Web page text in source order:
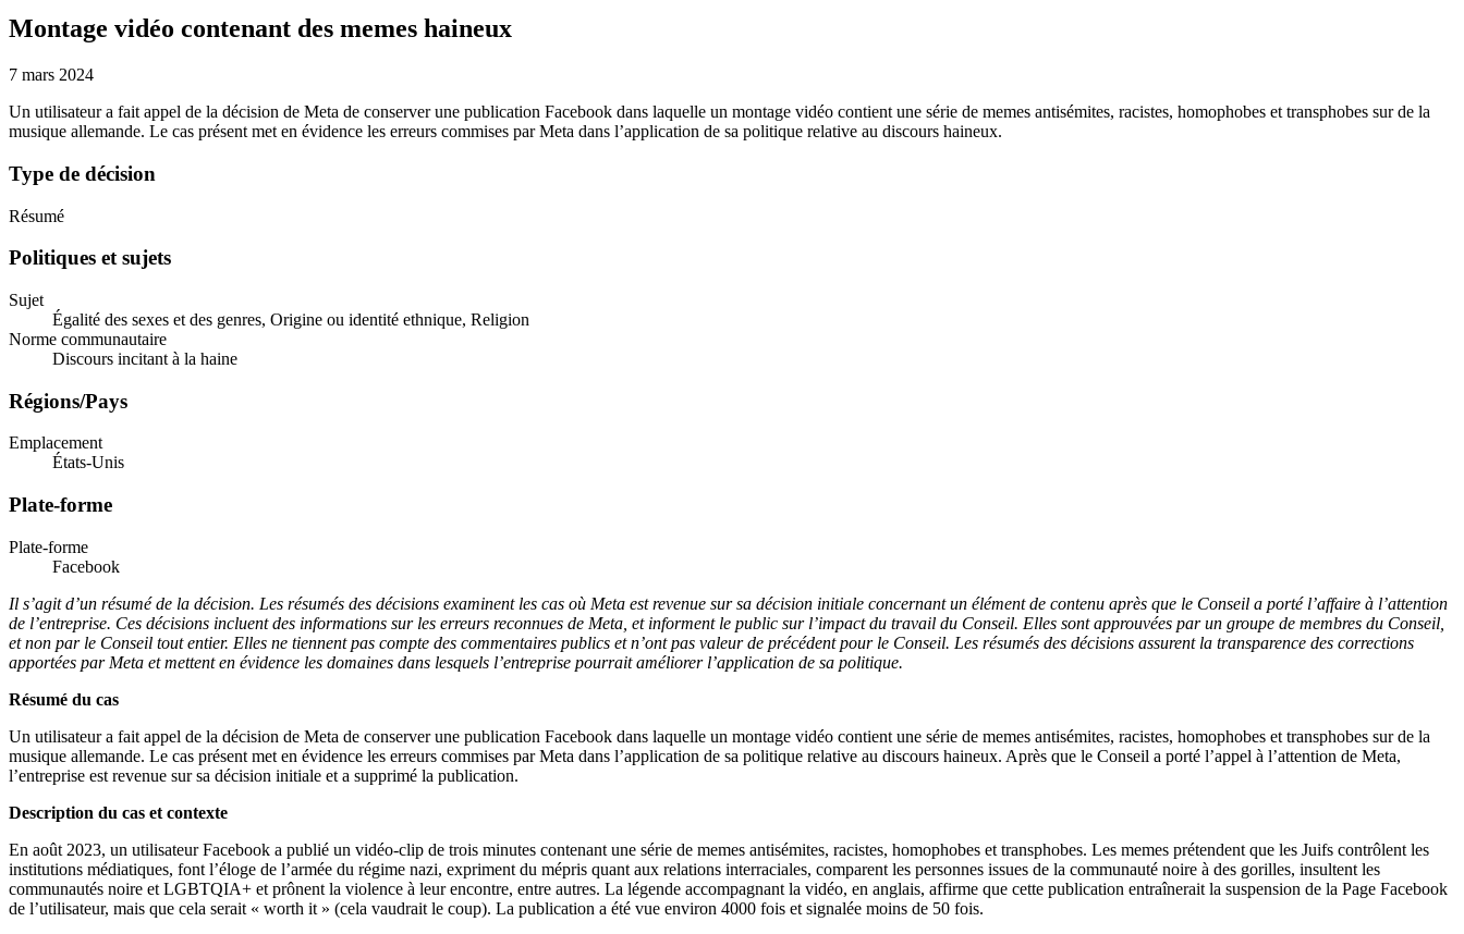
Montage vidéo contenant des memes haineux
7 mars 2024
Un utilisateur a fait appel de la décision de Meta de conserver une publication Facebook dans laquelle un montage vidéo contient une série de memes antisémites, racistes, homophobes et transphobes sur de la
musique allemande. Le cas présent met en évidence les erreurs commises par Meta dans l’application de sa politique relative au discours haineux.
Type de décision
Résumé
Politiques et sujets
Sujet
Égalité des sexes et des genres, Origine ou identité ethnique, Religion
Norme communautaire
Discours incitant à la haine
Régions/Pays
Emplacement
États-Unis
Plate-forme
Plate-forme
Facebook
Il s’agit d’un résumé de la décision. Les résumés des décisions examinent les cas où Meta est revenue sur sa décision initiale concernant un élément de contenu après que le Conseil a porté l’affaire à l’attention
de l’entreprise. Ces décisions incluent des informations sur les erreurs reconnues de Meta, et informent le public sur l’impact du travail du Conseil. Elles sont approuvées par un groupe de membres du Conseil,
et non par le Conseil tout entier. Elles ne tiennent pas compte des commentaires publics et n’ont pas valeur de précédent pour le Conseil. Les résumés des décisions assurent la transparence des corrections
apportées par Meta et mettent en évidence les domaines dans lesquels l’entreprise pourrait améliorer l’application de sa politique.
Résumé du cas
Un utilisateur a fait appel de la décision de Meta de conserver une publication Facebook dans laquelle un montage vidéo contient une série de memes antisémites, racistes, homophobes et transphobes sur de la
musique allemande. Le cas présent met en évidence les erreurs commises par Meta dans l’application de sa politique relative au discours haineux. Après que le Conseil a porté l’appel à l’attention de Meta,
l’entreprise est revenue sur sa décision initiale et a supprimé la publication.
Description du cas et contexte
En août 2023, un utilisateur Facebook a publié un vidéo-clip de trois minutes contenant une série de memes antisémites, racistes, homophobes et transphobes. Les memes prétendent que les Juifs contrôlent les
institutions médiatiques, font l’éloge de l’armée du régime nazi, expriment du mépris quant aux relations interraciales, comparent les personnes issues de la communauté noire à des gorilles, insultent les
communautés noire et LGBTQIA+ et prônent la violence à leur encontre, entre autres. La légende accompagnant la vidéo, en anglais, affirme que cette publication entraînerait la suspension de la Page Facebook
de l’utilisateur, mais que cela serait « worth it » (cela vaudrait le coup). La publication a été vue environ 4000 fois et signalée moins de 50 fois.